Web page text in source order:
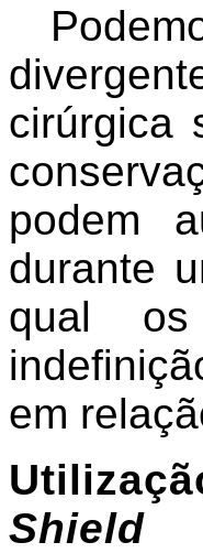
cirúrgica
podem
durante
qual os
em
Shield